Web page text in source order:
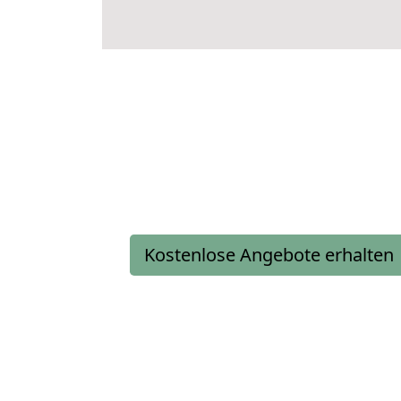
Kostenlose Angebote erhalten